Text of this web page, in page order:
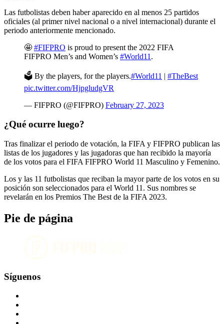
Las futbolistas deben haber aparecido en al menos 25 partidos
oficiales (al primer nivel nacional o a nivel internacional) durante el
periodo anteriormente mencionado.
🤩 #FIFPRO is proud to present the 2022 FIFA
FIFPRO Men’s and Women’s #World11 .
🗳️ By the players, for the players.#World11 | #TheBest
pic.twitter.com/HjpgludgVR
— FIFPRO (@FIFPRO) February 27, 2023
¿Qué ocurre luego?
Tras finalizar el periodo de votación, la FIFA y FIFPRO publican las
listas de los jugadores y las jugadoras que han recibido la mayoría
de los votos para el FIFA FIFPRO World 11 Masculino y Femenino.
Los y las 11 futbolistas que reciban la mayor parte de los votos en su
posición son seleccionados para el World 11. Sus nombres se
revelarán en los Premios The Best de la FIFA 2023.
Pie de página
Síguenos